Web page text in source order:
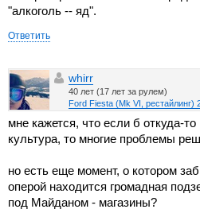
"алкоголь -- яд".
Ответить
whirr
40 лет (17 лет за рулем)
Ford Fiesta (Mk VI, рестайлинг)
мне кажется, что если б откуда-
культура, то многие проблемы
но есть еще момент, о котором
оперой находится громадная
под Майданом - магазины?